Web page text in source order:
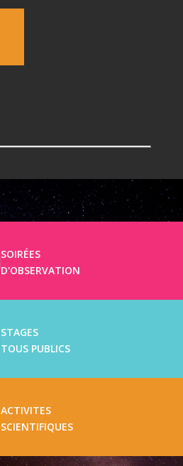
SOIRÉES
D'OBSERVATION
STAGES
TOUS PUBLICS
ACTIVITES
SCIENTIFIQUES